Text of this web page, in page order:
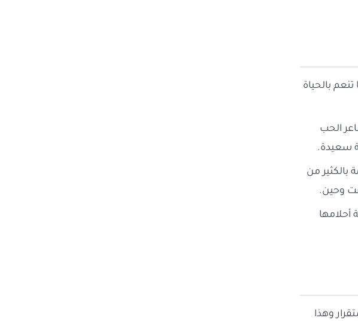
بالحياة
الحب
سعيدة.
بالكثير من
وحين.
أحلامها
وهذا